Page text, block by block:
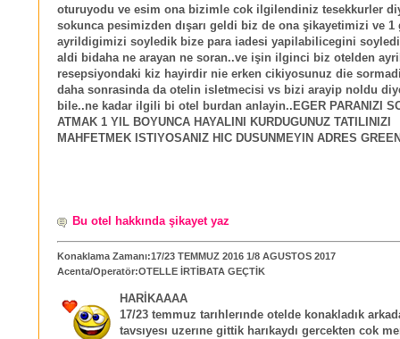
oturuyodu ve esim ona bizimle cok ilgilendiniz tesekkurler
sokunca pesimizden dışarı geldi biz de ona şikayetimizi ve 1
ayrildigimizi soyledik bize para iadesi yapilabilicegini
aldi bidaha ne arayan ne soran..ve işin ilginci biz otelden
resepsiyondaki kiz hayirdir nie erken cikiyosunuz die
daha sonrasinda da otelin isletmecisi vs bizi arayip noldu
bile..ne kadar ilgili bi otel burdan anlayin..EGER PARANIZI
ATMAK 1 YIL BOYUNCA HAYALINI KURDUGUNUZ TATILINIZI
MAHFETMEK ISTIYOSANIZ HIC DUSUNMEYIN ADRES
Bu otel hakkında şikayet yaz
Konaklama Zamanı:17/23 TEMMUZ 2016 1/8 AGUSTOS 2017
Acenta/Operatör:OTELLE İRTİBATA GEÇTİK
HARİKAAAA
17/23 temmuz tarıhlerınde otelde konakladık
tavsıyesı uzerıne gittik harıkaydı gercekten cok